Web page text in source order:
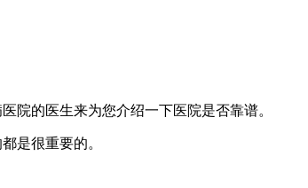
院的医生来为您介绍一下医院是否靠谱。
是很重要的。